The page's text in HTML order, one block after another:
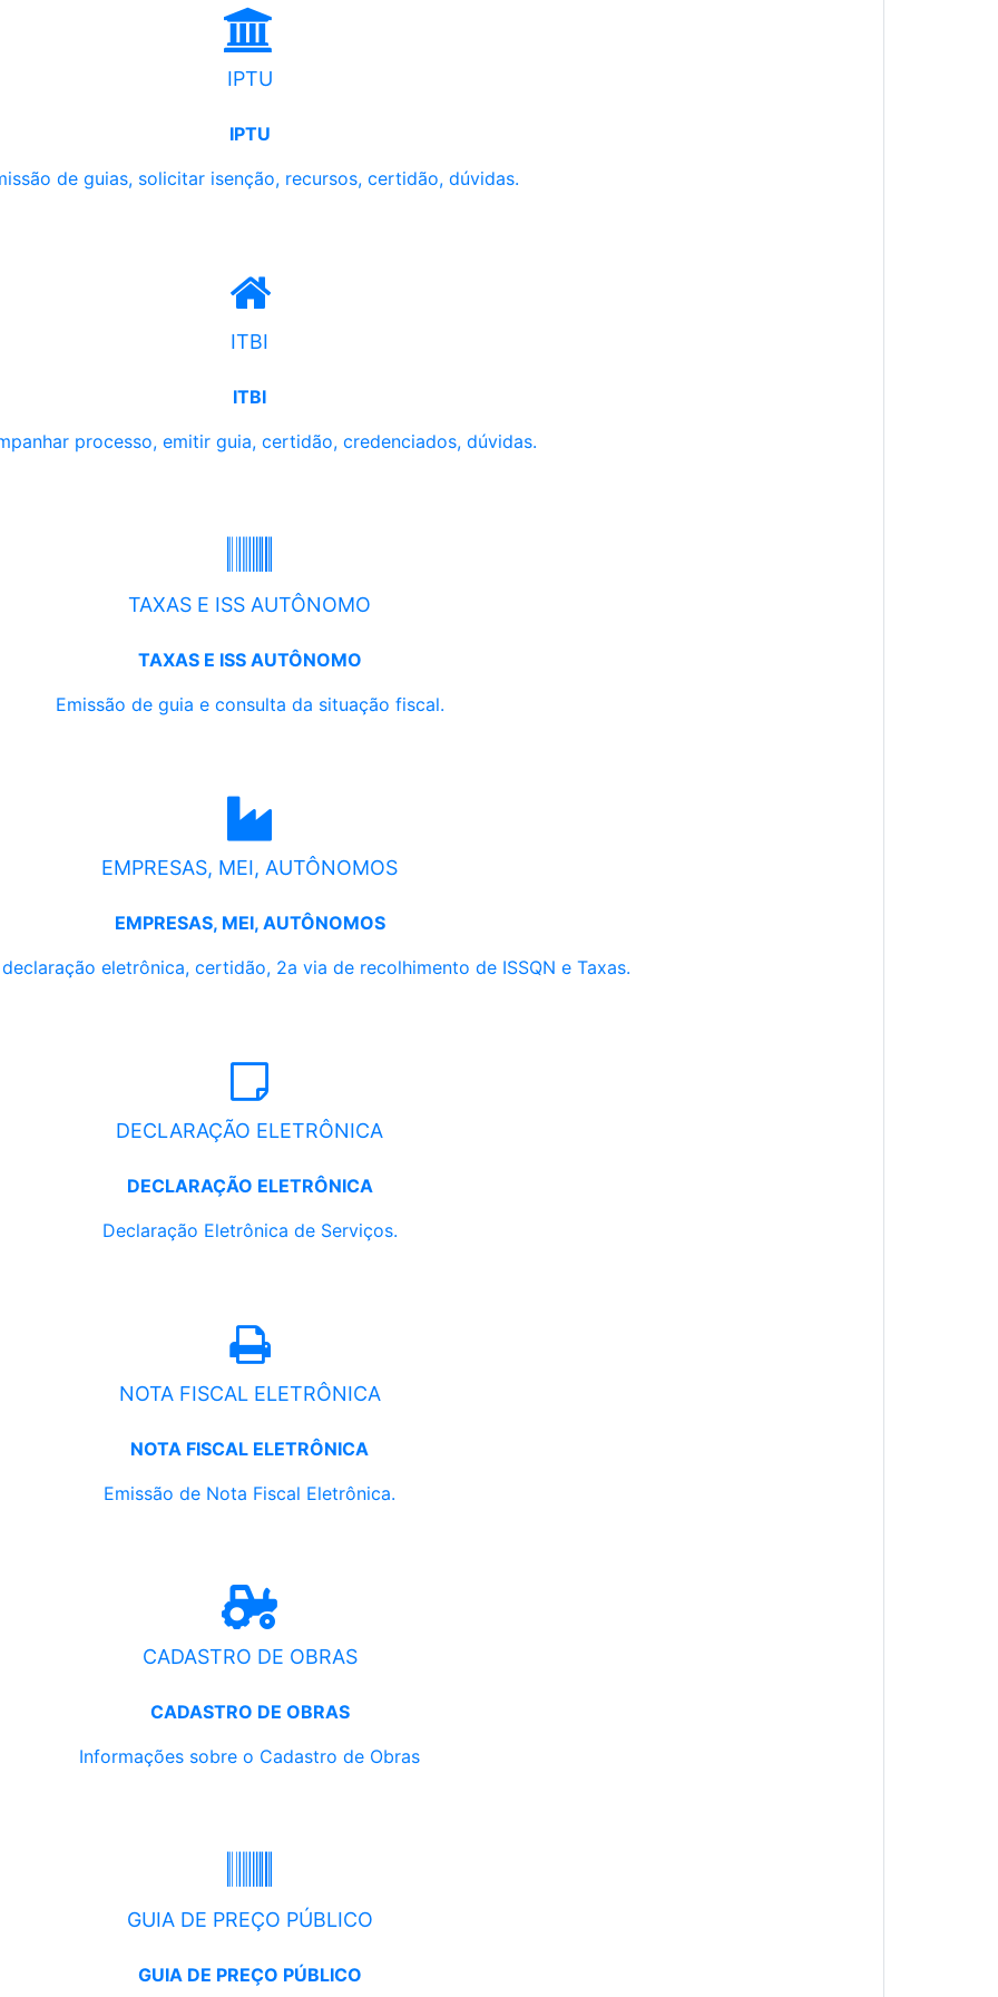
IPTU
IPTU
de guias, solicitar isenção, recursos, certidão, dúvidas.
ITBI
ITBI
processo, emitir guia, certidão, credenciados, dúvidas.
TAXAS E ISS AUTÔNOMO
TAXAS E ISS AUTÔNOMO
Emissão de guia e consulta da situação fiscal.
EMPRESAS, MEI, AUTÔNOMOS
EMPRESAS, MEI, AUTÔNOMOS
eletrônica, certidão, 2a via de recolhimento de ISSQN e Taxas.
DECLARAÇÃO ELETRÔNICA
DECLARAÇÃO ELETRÔNICA
Declaração Eletrônica de Serviços.
NOTA FISCAL ELETRÔNICA
NOTA FISCAL ELETRÔNICA
Emissão de Nota Fiscal Eletrônica.
CADASTRO DE OBRAS
CADASTRO DE OBRAS
Informações sobre o Cadastro de Obras
GUIA DE PREÇO PÚBLICO
GUIA DE PREÇO PÚBLICO